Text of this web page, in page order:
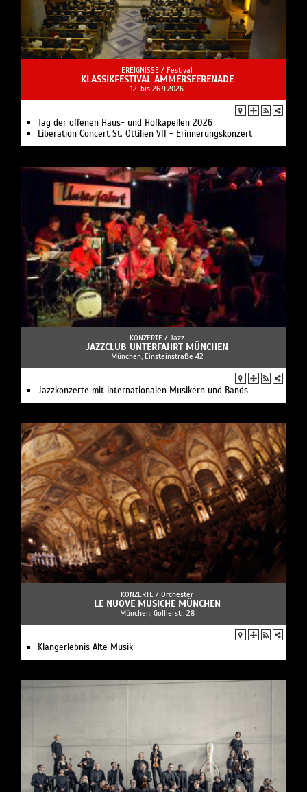
EREIGNISSE / Festival
KLASSIKFESTIVAL AMMERSEERENADE
12. bis 26.9.2026
Tag der offenen Haus- und Hofkapellen 2026
Liberation Concert St. Ottilien VII - Erinnerungskonzert
KONZERTE / Jazz
JAZZCLUB UNTERFAHRT MÜNCHEN
München, Einsteinstraße 42
Jazzkonzerte mit internationalen Musikern und Bands
KONZERTE / Orchester
LE NUOVE MUSICHE MÜNCHEN
München, Gollierstr. 28
Klangerlebnis Alte Musik